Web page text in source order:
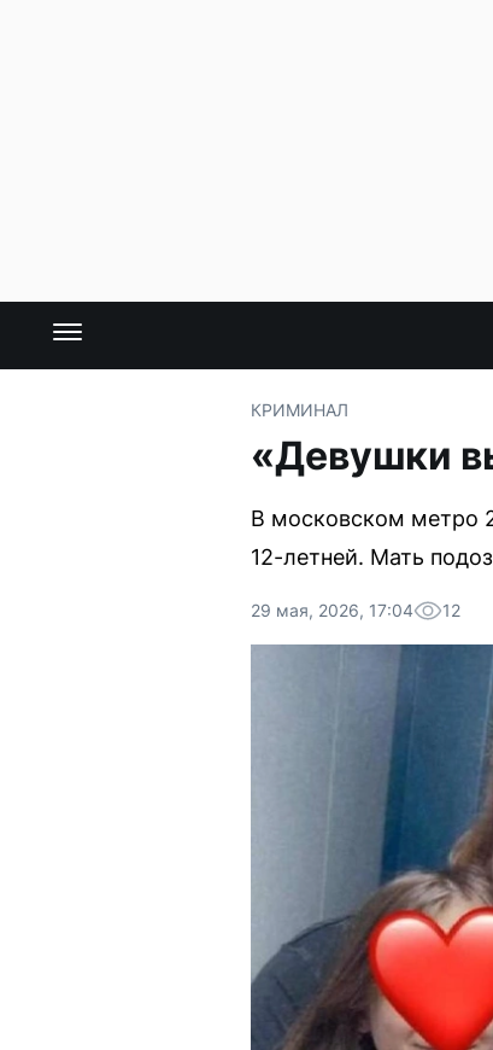
КРИМИНАЛ
«Девушки
В московском метро
12-летней. Мать
29 мая, 2026, 17:04 12